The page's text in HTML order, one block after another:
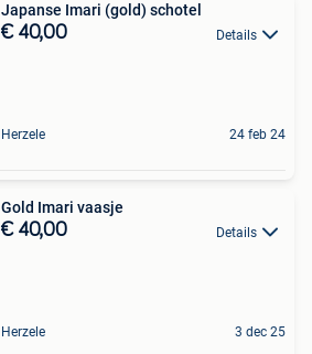
Japanse Imari (gold) schotel
€ 40,00 Details
Herzele 24 feb 24
Gold Imari vaasje
€ 40,00 Details
Herzele 3 dec 25